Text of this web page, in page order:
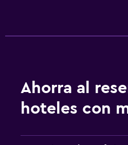
Ahorra al
hoteles con